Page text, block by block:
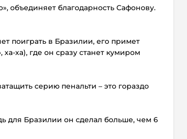
объединяет благодарность Сафонову.
поиграть в Бразилии, его примет
ха), где он сразу станет кумиром
серию пенальти – это гораздо
для Бразилии он сделал больше, чем 6